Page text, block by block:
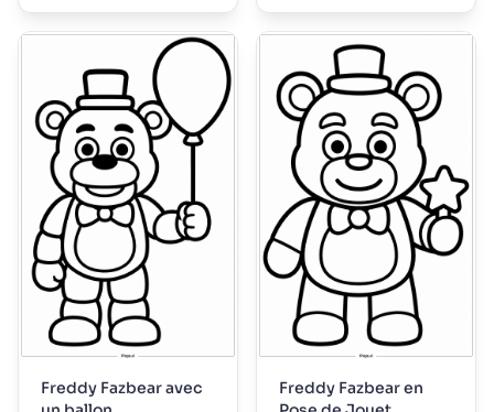
Freddy Fazbear avec
Freddy Fazbear en